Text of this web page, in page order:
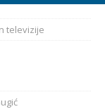
televizije